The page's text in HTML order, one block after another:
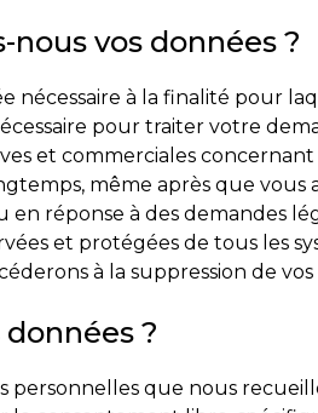
vos données ?
nécessaire à la finalité pour
pour traiter votre
et commerciales concernant
même après que vous
réponse à des demandes
et protégées de tous les
à la suppression de
?
que nous